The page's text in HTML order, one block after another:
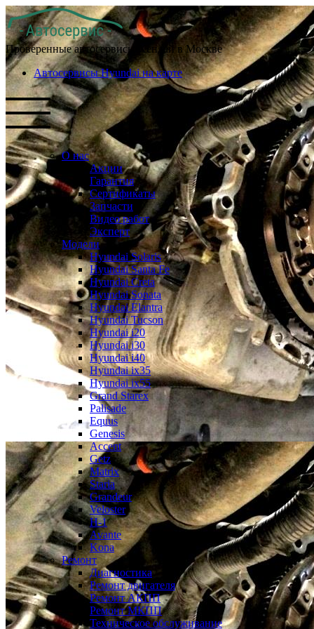
Проверенные автосервисы Хендай в Москве
Автосервисы Hyundai на карте
О нас
Акции
Гарантия
Сертификаты
Запчасти
Видео работ
Эксперт
Модели
Hyundai Solaris
Hyundai Santa Fe
Hyundai Creta
Hyundai Sonata
Hyundai Elantra
Hyundai Tucson
Hyundai i20
Hyundai i30
Hyundai i40
Hyundai ix35
Hyundai ix55
Grand Starex
Palisade
Equus
Genesis
Accent
Getz
Matrix
Staria
Grandeur
Veloster
H-1
Avante
Kona
Ремонт
Диагностика
Ремонт двигателя
Ремонт АКПП
Ремонт МКПП
Техническое обслуживание